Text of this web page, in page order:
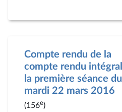
Compte rendu de la
compte rendu
la première séance du
mardi 22 mars 2016
(156e)